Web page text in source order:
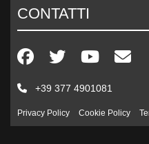
CONTATTI
+39 377 4901081
Privacy Policy Cookie Policy